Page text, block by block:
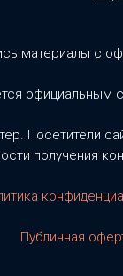
материалы с
официальным
Посетители
получения
Публичная